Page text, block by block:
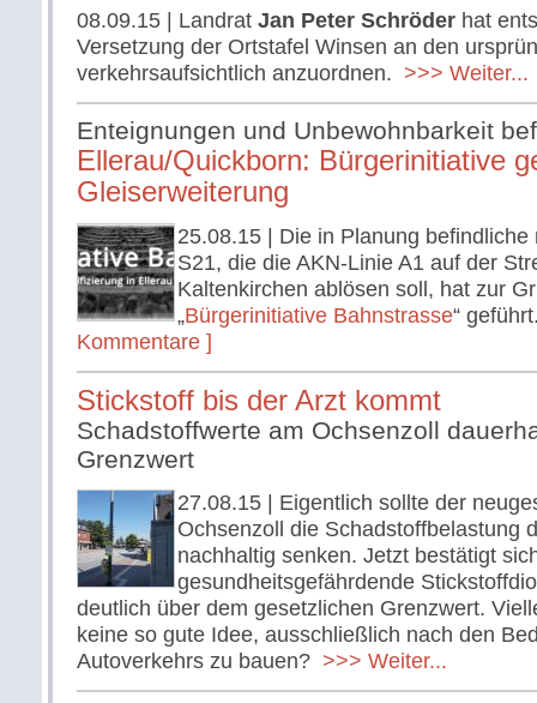
08.09.15 | Landrat Jan Peter Schröder hat
Versetzung der Ortstafel Winsen an den
verkehrsaufsichtlich anzuordnen. >>> Weiter...
Enteignungen und Unbewohnbarkeit
Ellerau/Quickborn: Bürgerinitiative
Gleiserweiterung
25.08.15 | Die in Planung
S21, die die AKN-Linie A1 auf der
Kaltenkirchen ablösen soll, hat zur
„Bürgerinitiative Bahnstrasse“
Kommentare ]
Stickstoff bis der Arzt kommt
Schadstoffwerte am Ochsenzoll
Grenzwert
27.08.15 | Eigentlich sollte der
Ochsenzoll die Schadstoffbelastung
nachhaltig senken. Jetzt bestätigt
gesundheitsgefährdende
deutlich über dem gesetzlichen Grenzwert.
keine so gute Idee, ausschließlich nach den
Autoverkehrs zu bauen? >>> Weiter...